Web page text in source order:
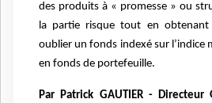
des produits à « promesse » ou
la partie risque tout en obtenant
oublier un fonds indexé sur l’indice
en fonds de portefeuille.
Par Patrick GAUTIER - Directeur